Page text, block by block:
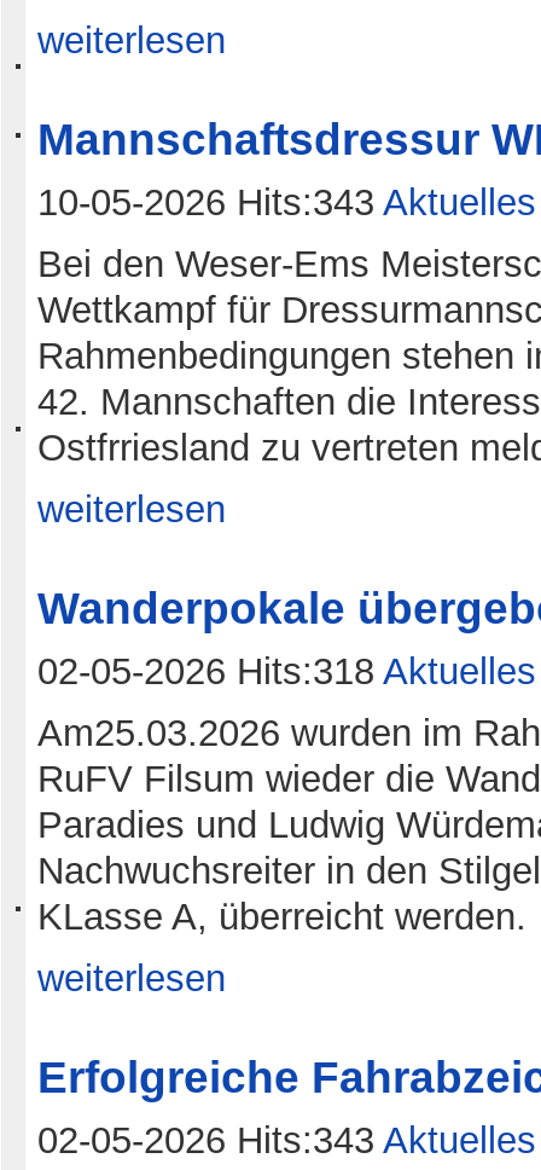
weiterlesen
Mannschaftsdressur
10-05-2026 Hits:343 Aktuelles
Bei den Weser-Ems
Wettkampf für
Rahmenbedingungen stehen
42. Mannschaften die
Ostfrriesland zu vertreten
weiterlesen
Wanderpokale
02-05-2026 Hits:318 Aktuelles
Am25.03.2026 wurden im
RuFV Filsum wieder die
Paradies und Ludwig
Nachwuchsreiter in den
KLasse A, überreicht
weiterlesen
Erfolgreiche
02-05-2026 Hits:343 Aktuelles